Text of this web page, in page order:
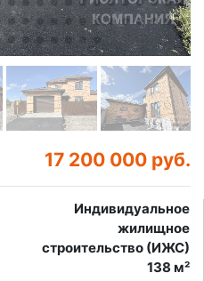
17 200 000 руб.
Индивидуальное
жилищное
строительство (ИЖС)
138 м²